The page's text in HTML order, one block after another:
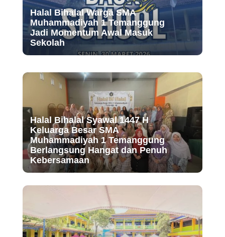
Halal Bihalal Warga SMA
Muhammadiyah 1 Temanggung
Jadi Momentum Awal Masuk
Sekolah
Halal Bihalal Syawal 1447 H
Keluarga Besar SMA
Muhammadiyah 1 Temanggung
Berlangsung Hangat dan Penuh
Kebersamaan